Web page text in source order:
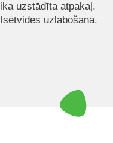
uzstādīta atpakaļ.
uzlabošanā.